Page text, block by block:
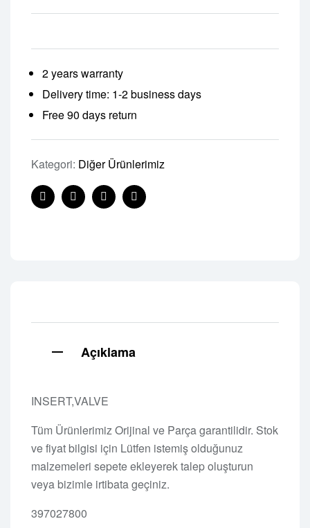
2 years warranty
Delivery time: 1-2 business days
Free 90 days return
Kategori: Diğer Ürünlerimiz
FacebookTwitterLinkedinPinterest
Açıklama
INSERT,VALVE
Tüm Ürünlerimiz Orijinal ve Parça garantilidir. Stok
ve fiyat bilgisi için Lütfen istemiş olduğunuz
malzemeleri sepete ekleyerek talep oluşturun
veya bizimle irtibata geçiniz.
397027800